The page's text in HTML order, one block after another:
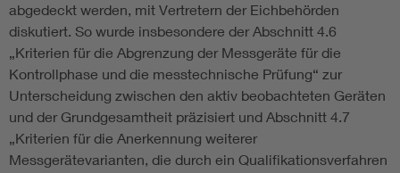
abgedeckt werden, mit Vertretern der Eichbehörden
diskutiert. So wurde insbesondere der Abschnitt 4.6
„Kriterien für die Abgrenzung der Messgeräte für die
Kontrollphase und die messtechnische Prüfung“ zur
Unterscheidung zwischen den aktiv beobachteten Geräten
und der Grundgesamtheit präzisiert und Abschnitt 4.7
„Kriterien für die Anerkennung weiterer
Messgerätevarianten, die durch ein Qualifikationsverfahren